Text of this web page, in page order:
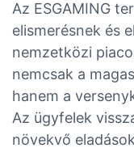
Az ESGAMING
elismerésnek és
nemzetközi
nemcsak a
hanem a
Az ügyfelek
növekvő